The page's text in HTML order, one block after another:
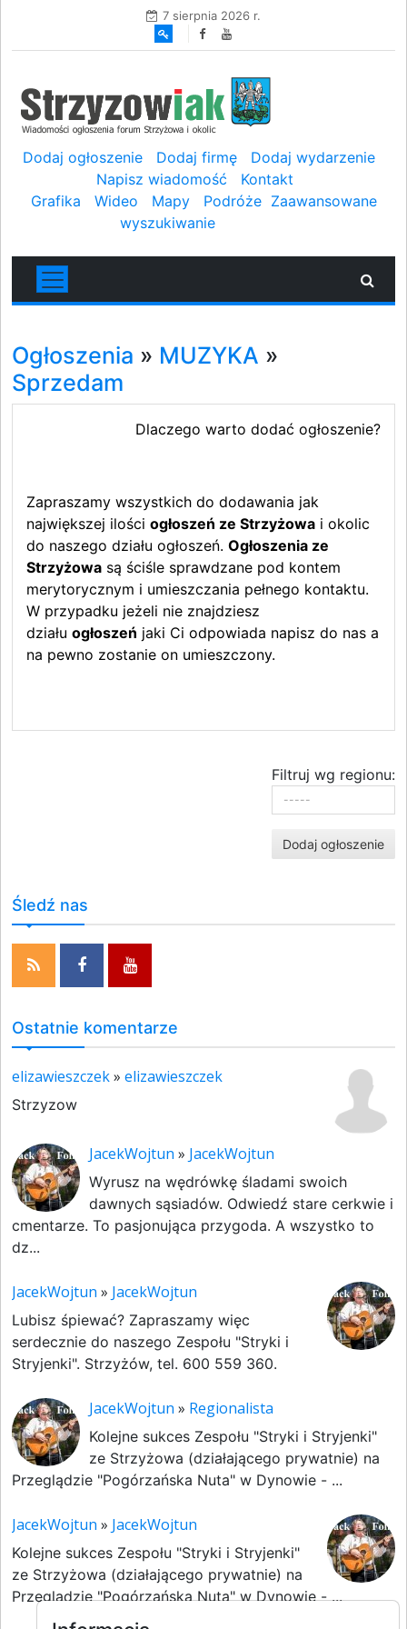
7 sierpnia 2026 r.
Dodaj ogłoszenie Dodaj firmę
Dodaj wydarzenie
Napisz wiadomość
Kontakt
Grafika
Wideo Mapy Podróże Zaawansowane
wyszukiwanie
Ogłoszenia » MUZYKA »
Sprzedam
Dlaczego warto dodać ogłoszenie?
Zapraszamy wszystkich do dodawania jak
największej ilości ogłoszeń ze Strzyżowa i okolic
do naszego działu ogłoszeń. Ogłoszenia ze
Strzyżowa są ściśle sprawdzane pod kontem
merytorycznym i umieszczania pełnego kontaktu.
W przypadku jeżeli nie znajdziesz
działu ogłoszeń jaki Ci odpowiada napisz do nas a
na pewno zostanie on umieszczony.
Filtruj wg regionu:
Dodaj ogłoszenie
Śledź nas
Ostatnie komentarze
elizawieszczek» elizawieszczek
Strzyzow
JacekWojtun » JacekWojtun
Wyrusz na wędrówkę śladami swoich
dawnych sąsiadów. Odwiedź stare cerkwie i
cmentarze. To pasjonująca przygoda. A wszystko to
dz...
JacekWojtun » JacekWojtun
Lubisz śpiewać? Zapraszamy więc
serdecznie do naszego Zespołu "Stryki i
Stryjenki". Strzyżów, tel. 600 559 360.
JacekWojtun » Regionalista
Kolejne sukces Zespołu "Stryki i Stryjenki"
ze Strzyżowa (działającego prywatnie) na
Przeglądzie "Pogórzańska Nuta" w Dynowie - ...
JacekWojtun » JacekWojtun
Kolejne sukces Zespołu "Stryki i Stryjenki"
ze Strzyżowa (działającego prywatnie) na
Przeglądzie "Pogórzańska Nuta" w Dynowie - ...